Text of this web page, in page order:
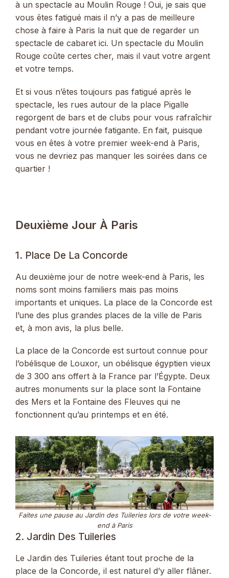
à un spectacle au Moulin Rouge ! Oui, je sais que
vous êtes fatigué mais il n’y a pas de meilleure
chose à faire à Paris la nuit que de regarder un
spectacle de cabaret ici. Un spectacle du Moulin
Rouge coûte certes cher, mais il vaut votre argent
et votre temps.
Et si vous n’êtes toujours pas fatigué après le
spectacle, les rues autour de la place Pigalle
regorgent de bars et de clubs pour vous rafraîchir
pendant votre journée fatigante. En fait, puisque
vous en êtes à votre premier week-end à Paris,
vous ne devriez pas manquer les soirées dans ce
quartier !
Deuxième Jour À Paris
1. Place De La Concorde
Au deuxième jour de notre week-end à Paris, les
noms sont moins familiers mais pas moins
importants et uniques. La place de la Concorde est
l’une des plus grandes places de la ville de Paris
et, à mon avis, la plus belle.
La place de la Concorde est surtout connue pour
l’obélisque de Louxor, un obélisque égyptien vieux
de 3 300 ans offert à la France par l’Égypte. Deux
autres monuments sur la place sont la Fontaine
des Mers et la Fontaine des Fleuves qui ne
fonctionnent qu’au printemps et en été.
Faites une pause au Jardin des Tuileries lors de votre week-
end à Paris
2. Jardin Des Tuileries
Le Jardin des Tuileries étant tout proche de la
place de la Concorde, il est naturel d’y aller flâner.